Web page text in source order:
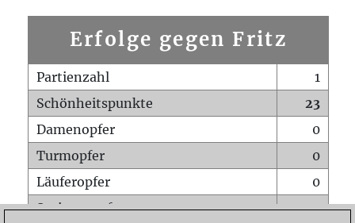
Erfolge gegen Fritz
Partienzahl
1
Schönheitspunkte
23
Damenopfer
0
Turmopfer
0
Läuferopfer
0
Springeropfer
0